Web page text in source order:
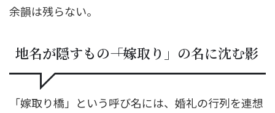
余韻は残らない。
地名が隠すもの――「嫁取り」の名に沈む影
「嫁取り橋」という呼び名には、婚礼の行列を連想